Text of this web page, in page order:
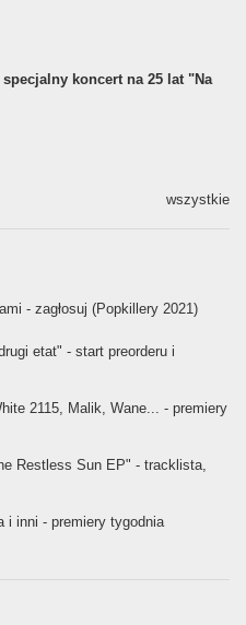
specjalny koncert na 25 lat "Na
wszystkie
- zagłosuj (Popkillery 2021)
etat" - start preorderu i
2115, Malik, Wane... - premiery
Restless Sun EP" - tracklista,
i inni - premiery tygodnia